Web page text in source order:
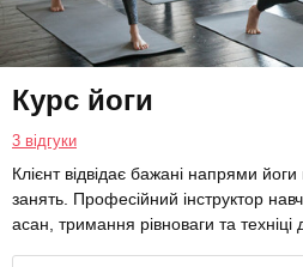
Курс йоги
3 відгуки
Клієнт відвідає бажані напрями
занять. Професійний інструктор
асан, тримання рівноваги та техніці